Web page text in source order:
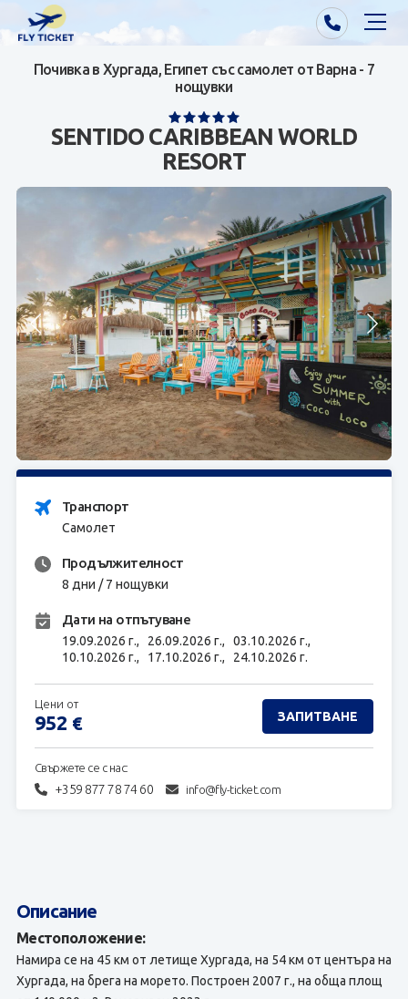
Почивки от Варна
Почивки от София/Пловдив/Бургас
Контакти
За нас
ЗАПИТВАНЕ
Почивка в Хургада, Египет със самолет от Варна - 7
нощувки
SENTIDO CARIBBEAN WORLD
RESORT
Транспорт
Самолет
Продължителност
8 дни / 7 нощувки
Дати на отпътуване
19.09.2026 г., 26.09.2026 г., 03.10.2026 г.,
10.10.2026 г., 17.10.2026 г., 24.10.2026 г.
Свържете се с нас:
+359 877 78 74 60 info@fly-ticket.com
Цени от
952 € ЗАПИТВАНЕ
Описание
Местоположение:
Намира се на 45 км от летище Хургада, на 54 км от центъра на
Хургада, на брега на морето. Построен 2007 г., на обща площ